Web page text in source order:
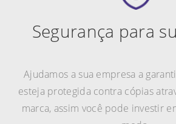
Segurança para
Ajudamos a sua empresa a
esteja protegida contra cópias
marca, assim você pode investir